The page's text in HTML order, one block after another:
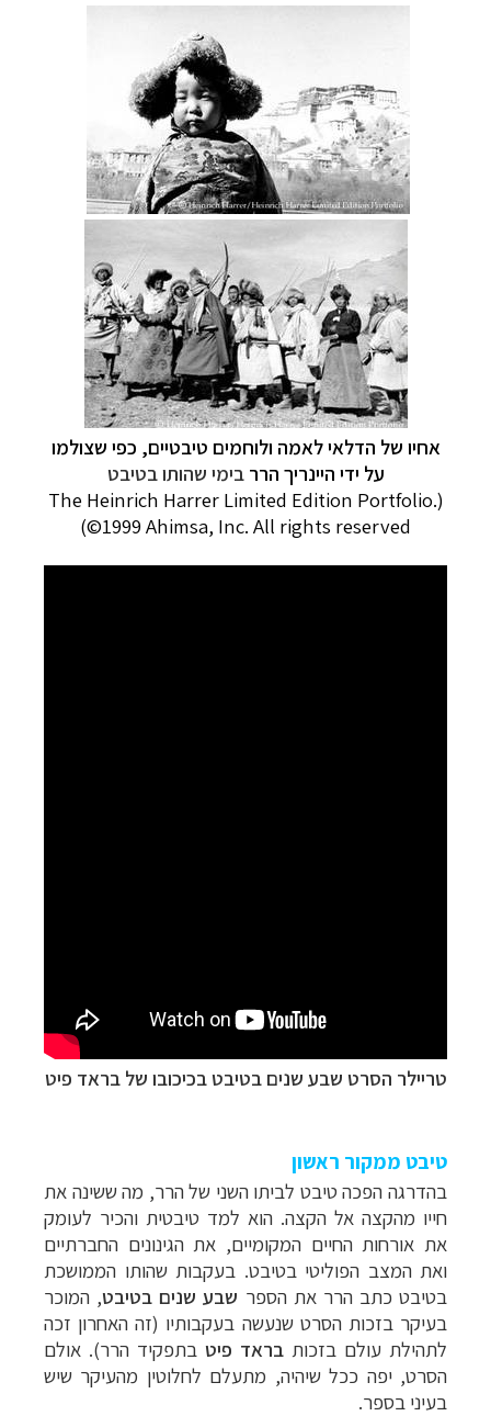
אחיו של הדלאי לאמה ולוחמים טיבטיים, כפי שצולמו
על ידי היינריך הרר בימי שהותו בטיבט
(
The Heinrich Harrer Limited Edition Portfolio.
©1999 Ahimsa, Inc. All rights reserved
)
טריילר הסרט שבע שנים בטיבט בכיכובו של בראד פיט
טיבט ממקור ראשון
בהדרגה הפכה טיבט לביתו השני של הרר, מה ששינה את
חייו מהקצה אל הקצה. הוא למד טיבטית והכיר לעומק
את אורחות החיים המקומיים, את הגינונים החברתיים
ואת המצב הפוליטי בטיבט. בעקבות שהותו הממושכת
בטיבט כתב הרר את הספר שבע שנים בטיבט, המוכר
בעיקר בזכות הסרט שנעשה בעקבותיו (זה האחרון זכה
לתהילת עולם בזכות בראד פיט בתפקיד הרר). אולם
הסרט, יפה ככל שיהיה, מתעלם לחלוטין מהעיקר שיש
בעיני בספר.